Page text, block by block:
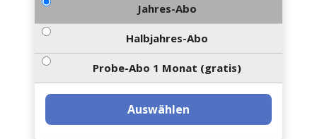
Jahres-Abo
Halbjahres-Abo
Probe-Abo 1 Monat (gratis)
Auswählen